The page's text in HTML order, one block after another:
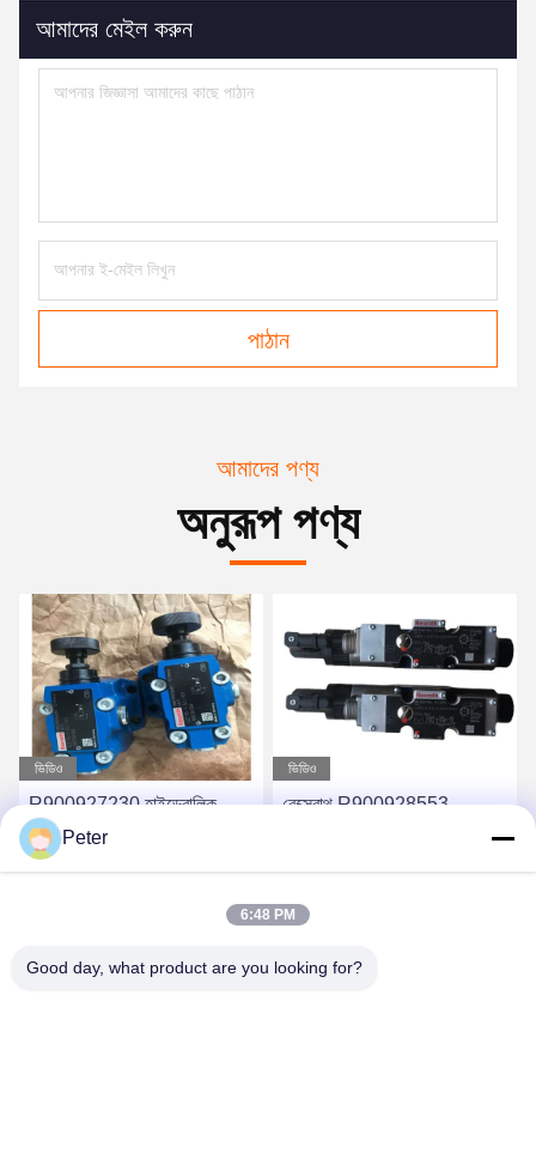
আমাদের মেইল ​​করুন
পাঠান
আমাদের পণ্য
অনুরূপ পণ্য
ভিডিও
রেক্স্রোথ R900928553
হাইড্রোলিক আনুপাতিক ভালভ
R900927230
ভিডিও
R900928553 রেক্স্রোথ
Peter
6:48 PM
Good day, what product are you looking for?